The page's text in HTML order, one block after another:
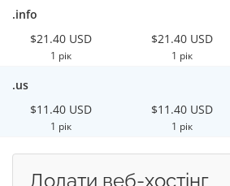
.info
$21.40 USD
1 рік
$21.40 USD
1 рік
.us
$11.40 USD
1 рік
$11.40 USD
1 рік
Додати веб-хостінг